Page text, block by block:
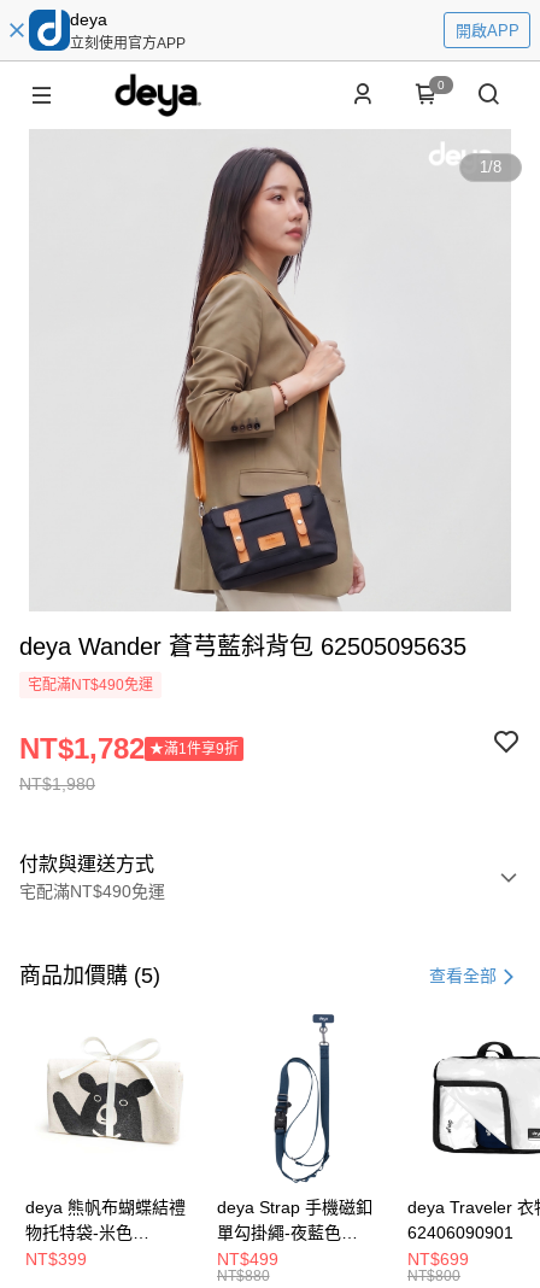
deya
立刻使用官方APP
開啟APP
0
1/8
deya Wander 蒼芎藍斜背包 62505095635
宅配滿NT$490免運
NT$1,980
NT$1,782 ★滿1件享9折
付款與運送方式
宅配滿NT$490免運
信用卡一次付款
3 期 0 利率 每期 21家銀行
合作金庫商業銀行
第一商業銀行
華南商業銀行
彰化商業銀行
上海商業儲蓄銀行
台北富邦商業銀行
兆豐國際商業銀行
臺灣中小企業銀行
台中商業銀行
匯豐（台灣）商業銀行
華泰商業銀行
聯邦商業銀行
遠東國際商業銀行
元大商業銀行
超商取貨付款
街口支付
商品加價購 (5) 查看全部
deya 熊帆布蝴蝶結禮
物托特袋-米色
22020409
NT$399
deya Strap 手機磁釦
單勾掛繩-夜藍色
62611105501
NT$499
NT$880
deya Traveler 衣
62406090901
NT$699
NT$800